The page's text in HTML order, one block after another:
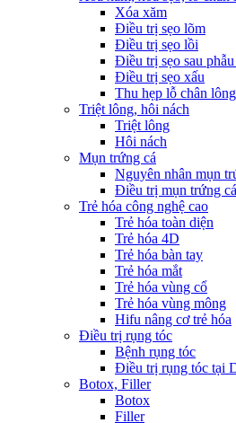
Xóa xăm
Điều trị sẹo lõm
Điều trị sẹo lồi
Điều trị sẹo sau
Điều trị sẹo xấu
Thu hẹp lỗ chân lông
Triệt lông, hôi nách
Triệt lông
Hôi nách
Mụn trứng cá
Nguyên nhân mụn
Điều trị mụn trứng
Trẻ hóa công nghệ cao
Trẻ hóa toàn diện
Trẻ hóa 4D
Trẻ hóa bàn tay
Trẻ hóa mắt
Trẻ hóa vùng cổ
Trẻ hóa vùng mông
Hifu nâng cơ trẻ hóa
Điều trị rụng tóc
Bệnh rụng tóc
Điều trị rụng tóc tại
Botox, Filler
Botox
Filler